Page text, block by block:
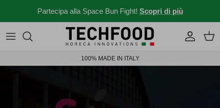
Partecipa alla Space Bun Fight! Scopri di più
Macchine professionali
Altri prodotti
Menu e ricette
News dal mondo Ho.re.ca.
100% MADE IN ITALY